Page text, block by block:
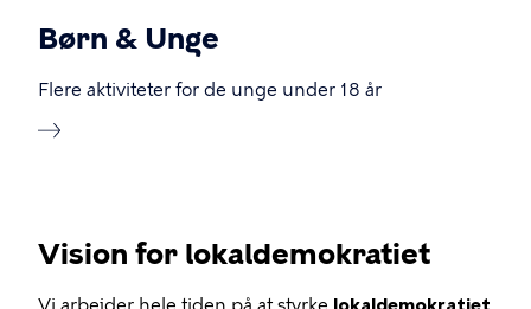
Børn & Unge
Flere aktiviteter for de unge under 18 år
Vision for lokaldemokratiet